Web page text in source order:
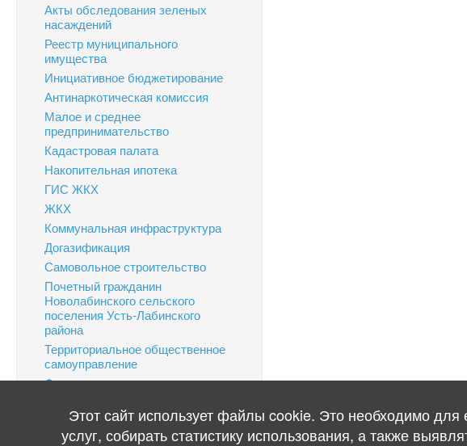
Акты обследования зеленых
насаждений
Реестр муниципального
имущества
Инициативное бюджетирование
Антинаркотическая комиссия
Малое и среднее
предпринимательство
Кадастровая палата
Накопительная ипотека
ГИС ЖКХ
ЖКХ
Коммунальная инфраструктура
Догазификация
Самовольное строительство
Почетный гражданин
Новолабинского сельского
поселения Усть-Лабинского
района
Территориальное общественное
самоуправление
Финансовая грамотность
Публичные слушания
Этот сайт использует файлы cookie. Это необходимо
услуг, собирать статистику использования, а также